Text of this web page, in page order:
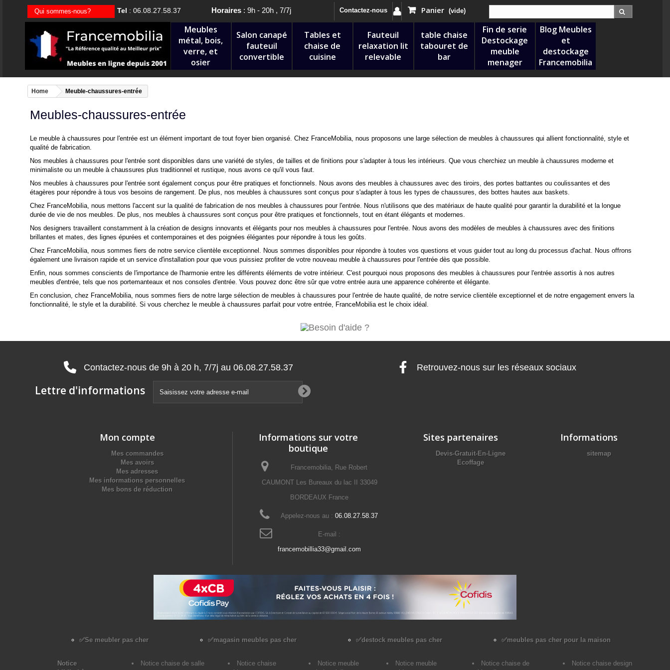
Qui sommes-nous? Tel : 06.08.27.58.37 Horaires: 9h - 20h , 7/7j Contactez-nous Panier (vide)
Meubles
métal, bois,
verre, et
osier
Salon canapé
fauteuil
convertible
Tables et
chaise de
cuisine
Fauteuil
relaxation lit
relevable
table chaise
tabouret de
bar
Fin de serie
Destockage
meuble
menager
Blog Meubles
et
destockage
Francemobilia
Home Meuble-chaussures-entrée
Meubles-chaussures-entrée
Le meuble à chaussures pour l'entrée est un élément important de tout foyer bien organisé. Chez FranceMobilia, nous proposons une large sélection de meubles à chaussures qui allient fonctionnalité, style et
qualité de fabrication.
Nos meubles à chaussures pour l'entrée sont disponibles dans une variété de styles, de tailles et de finitions pour s'adapter à tous les intérieurs. Que vous cherchiez un meuble à chaussures moderne et
minimaliste ou un meuble à chaussures plus traditionnel et rustique, nous avons ce qu'il vous faut.
Nos meubles à chaussures pour l'entrée sont également conçus pour être pratiques et fonctionnels. Nous avons des meubles à chaussures avec des tiroirs, des portes battantes ou coulissantes et des
étagères pour répondre à tous vos besoins de rangement. De plus, nos meubles à chaussures sont conçus pour s'adapter à tous les types de chaussures, des bottes hautes aux baskets.
Chez FranceMobilia, nous mettons l'accent sur la qualité de fabrication de nos meubles à chaussures pour l'entrée. Nous n'utilisons que des matériaux de haute qualité pour garantir la durabilité et la longue
durée de vie de nos meubles. De plus, nos meubles à chaussures sont conçus pour être pratiques et fonctionnels, tout en étant élégants et modernes.
Nos designers travaillent constamment à la création de designs innovants et élégants pour nos meubles à chaussures pour l'entrée. Nous avons des modèles de meubles à chaussures avec des finitions
brillantes et mates, des lignes épurées et contemporaines et des poignées élégantes pour répondre à tous les goûts.
Chez FranceMobilia, nous sommes fiers de notre service clientèle exceptionnel. Nous sommes disponibles pour répondre à toutes vos questions et vous guider tout au long du processus d'achat. Nous offrons
également une livraison rapide et un service d'installation pour que vous puissiez profiter de votre nouveau meuble à chaussures pour l'entrée dès que possible.
Enfin, nous sommes conscients de l'importance de l'harmonie entre les différents éléments de votre intérieur. C'est pourquoi nous proposons des meubles à chaussures pour l'entrée assortis à nos autres
meubles d'entrée, tels que nos portemanteaux et nos consoles d'entrée. Vous pouvez donc être sûr que votre entrée aura une apparence cohérente et élégante.
En conclusion, chez FranceMobilia, nous sommes fiers de notre large sélection de meubles à chaussures pour l'entrée de haute qualité, de notre service clientèle exceptionnel et de notre engagement envers la
fonctionnalité, le style et la durabilité. Si vous cherchez le meuble à chaussures parfait pour votre entrée, FranceMobilia est le choix idéal.
Contactez-nous de 9h à 20 h, 7/7j au 06.08.27.58.37 Retrouvez-nous sur les réseaux sociaux
Lettre d'informations
Mon compte
Mes commandes
Mes avoirs
Mes adresses
Mes informations personnelles
Mes bons de réduction
Informations sur votre
boutique
Francemobilia, Rue Robert
CAUMONT Les Bureaux du lac II 33049
BORDEAUX France
Appelez-nous au : 06.08.27.58.37
E-mail :
francemobillia33@gmail.com
Sites partenaires
Devis-Gratuit-En-Ligne
Ecoffage
Informations
sitemap
✅Se meubler pas cher ✅magasin meubles pas cher ✅destock meubles pas cher ✅meubles pas cher pour la maison
Notice
Notice chaise de salle
Notice chaise
Notice meuble
Notice meuble
Notice chaise de
Notice chaise design